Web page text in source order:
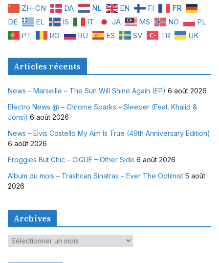
ZH-CN DA NL EN FI
FR
DE
EL IS IT JA MS NO
PL
PT
RO RU ES SV TR UK
Articles récents
News – Marseille – The Sun Will Shine Again (EP) 6 août 2026
Electro News @ – Chrome Sparks – Sleeper (Feat. Khalid &
Jónsi) 6 août 2026
News – Elvis Costello My Aim Is True (49th Anniversary Edition)
6 août 2026
Froggies But Chic – CIGUË – Other Side 6 août 2026
Album du mois – Trashcan Sinatras – Ever The Optimist 5 août
2026
Archives
A